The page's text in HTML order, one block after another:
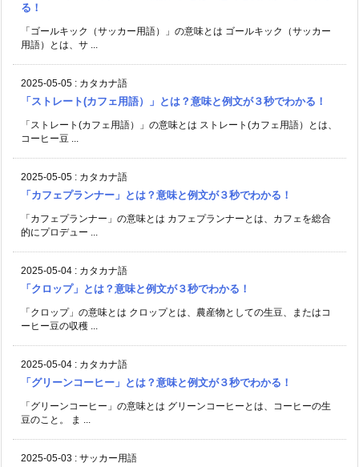
る！
「ゴールキック（サッカー用語）」の意味とは ゴールキック（サッカー
用語）とは、サ ...
2025-05-05 : カタカナ語
「ストレート(カフェ用語）」とは？意味と例文が３秒でわかる！
「ストレート(カフェ用語）」の意味とは ストレート(カフェ用語）とは、
コーヒー豆 ...
2025-05-05 : カタカナ語
「カフェプランナー」とは？意味と例文が３秒でわかる！
「カフェプランナー」の意味とは カフェプランナーとは、カフェを総合
的にプロデュー ...
2025-05-04 : カタカナ語
「クロップ」とは？意味と例文が３秒でわかる！
「クロップ」の意味とは クロップとは、農産物としての生豆、またはコ
ーヒー豆の収穫 ...
2025-05-04 : カタカナ語
「グリーンコーヒー」とは？意味と例文が３秒でわかる！
「グリーンコーヒー」の意味とは グリーンコーヒーとは、コーヒーの生
豆のこと。 ま ...
2025-05-03 : サッカー用語